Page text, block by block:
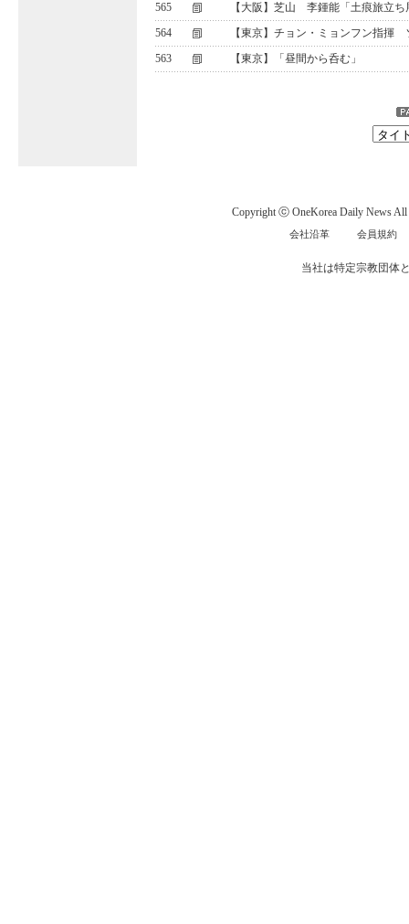
565
【大阪】芝山 李鍾能「土痕旅立
564
【東京】チョン・ミョンフン指揮
563
【東京】「昼間から呑む」
Copyright ⓒ OneKorea Daily News All
会社沿革 会員規約
当社は特定宗教団体